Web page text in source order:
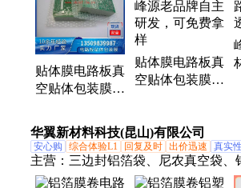
贴体包装膜、沙林膜、五金工具沙
膜、食品贴体彩卡
贴体膜电路板真
空贴体包装膜
，24小时服务
贴体膜电路板真
空贴体包装膜
样
华翼新材料科技(昆山)有限公司
安心购 综合体验L1 回复及时 出价迅速 真实
主营： 三边封铝箔袋、尼农真空袋、
绝缘保护膜卷、屏蔽袋、PE方袋、